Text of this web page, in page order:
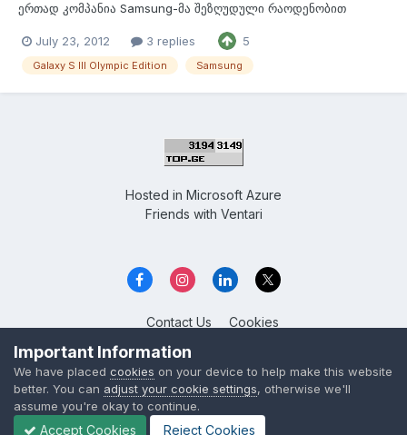
ერთად კომპანია Samsung-მა შეზღუდული რაოდენობით
მას მოყვება ორი უკანა ხუფი,ერთზე გამოსახულია ჯარისკაცი
ბრიტანეთის სახელმწიფოს დამცველი ხოლო ეორეზე
July 23, 2012 3 replies 5
Galaxy S III Olympic Edition Samsung
Hosted in Microsoft Azure
Friends with Ventari
Contact Us Cookies
Overclockers GE
Powered by Invision Community
Important Information
We have placed cookies on your device to help make this website
better. You can adjust your cookie settings, otherwise we'll
assume you're okay to continue.
Accept Cookies Reject Cookies